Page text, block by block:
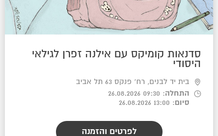
סדנאות קומיקס עם אילנה זפרן לגילאי
היסודי
בית יד לבנים, רח' פנקס 63 תל אביב
התחלה: 09:30 26.08.2026
סיום : 13:00 26.08.2026
לפרטים והזמנה